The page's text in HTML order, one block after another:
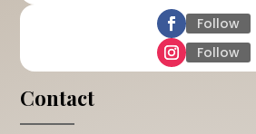
Follow
Follow
Contact